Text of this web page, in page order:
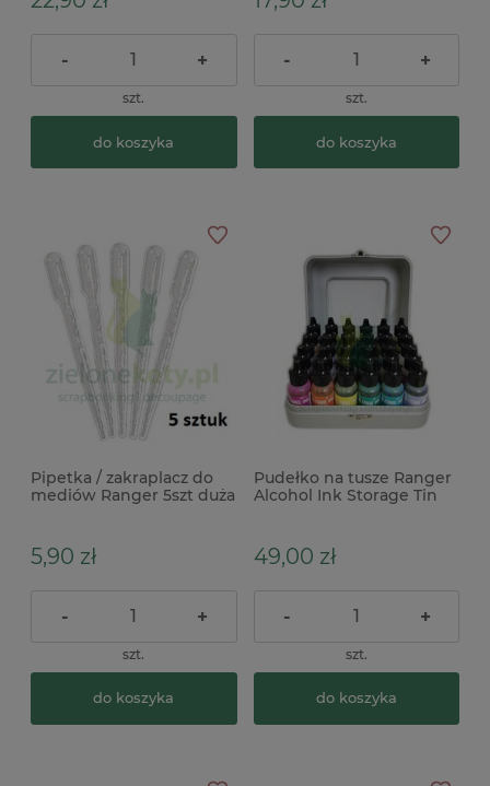
- +
szt.
do koszyka
- +
szt.
do koszyka
Pipetka / zakraplacz do
mediów Ranger 5szt duża
5,90 zł
- +
szt.
do koszyka
Pudełko na tusze Ranger
Alcohol Ink Storage Tin
49,00 zł
- +
szt.
do koszyka